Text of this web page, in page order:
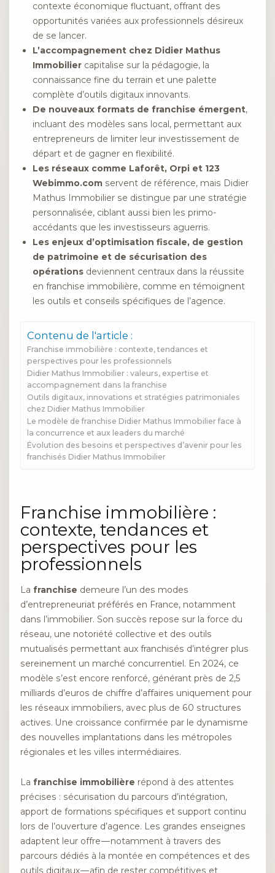
contexte économique fluctuant, offrant des
opportunités variées aux professionnels désireux
de se lancer.
L’accompagnement chez Didier Mathus
Immobilier capitalise sur la pédagogie, la
connaissance fine du terrain et une palette
complète d’outils digitaux innovants.
De nouveaux formats de franchise émergent,
incluant des modèles sans local, permettant aux
entrepreneurs de limiter leur investissement de
départ et de gagner en flexibilité.
Les réseaux comme Laforêt, Orpi et 123
Webimmo.com servent de référence, mais Didier
Mathus Immobilier se distingue par une stratégie
personnalisée, ciblant aussi bien les primo-
accédants que les investisseurs aguerris.
Les enjeux d’optimisation fiscale, de gestion
de patrimoine et de sécurisation des
opérations deviennent centraux dans la réussite
en franchise immobilière, comme en témoignent
les outils et conseils spécifiques de l’agence.
Contenu de l'article :
Franchise immobilière : contexte, tendances et
perspectives pour les professionnels
Didier Mathus Immobilier : valeurs, expertise et
accompagnement dans la franchise
Outils digitaux, innovations et stratégies patrimoniales
chez Didier Mathus Immobilier
Le modèle de franchise Didier Mathus Immobilier face à
la concurrence et aux leaders du marché
Évolution des besoins et perspectives d’avenir pour les
franchisés Didier Mathus Immobilier
Franchise immobilière :
contexte, tendances et
perspectives pour les
professionnels
La franchise demeure l’un des modes
d’entrepreneuriat préférés en France, notamment
dans l’immobilier. Son succès repose sur la force du
réseau, une notoriété collective et des outils
mutualisés permettant aux franchisés d’intégrer plus
sereinement un marché concurrentiel. En 2024, ce
modèle s’est encore renforcé, générant près de 2,5
milliards d’euros de chiffre d’affaires uniquement pour
les réseaux immobiliers, avec plus de 60 structures
actives. Une croissance confirmée par le dynamisme
des nouvelles implantations dans les métropoles
régionales et les villes intermédiaires.
La franchise immobilière répond à des attentes
précises : sécurisation du parcours d’intégration,
apport de formations spécifiques et support continu
lors de l’ouverture d’agence. Les grandes enseignes
adaptent leur offre — notamment à travers des
parcours dédiés à la montée en compétences et des
outils digitaux — afin de rester compétitives et